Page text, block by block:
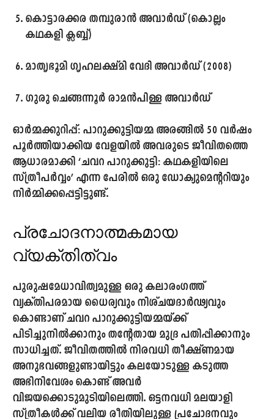
കൊട്ടാരക്കര തമ്പുരാൻ അവാർഡ് (കൊല്ലം
കഥകളി ക്ലബ്ബ്)
മാതൃഭൂമി ഗൃഹലക്ഷ്മി വേദി അവാർഡ് (2008)
ഗുരു ചെങ്ങന്നൂർ രാമൻപിള്ള അവാർഡ്
ഓർമ്മക്കുറിപ്പ്: പാറുക്കുട്ടിയമ്മ അരങ്ങിൽ 50 വർഷം
പൂർത്തിയാക്കിയ വേളയിൽ അവരുടെ ജീവിതത്തെ
ആധാരമാക്കി ‘ചവറ പാറുക്കുട്ടി: കഥകളിയിലെ
സ്ത്രീപർവ്വം’ എന്ന പേരിൽ ഒരു ഡോക്യുമെന്ററിയും
നിർമ്മിക്കപ്പെട്ടിട്ടുണ്ട്.
പ്രചോദനാത്മകമായ
വ്യക്തിത്വം
പുരുഷമേധാവിത്വമുള്ള ഒരു കലാരംഗത്ത്
വ്യക്തിപരമായ ധൈര്യവും നിശ്ചയദാർഢ്യവും
കൊണ്ടാണ് ചവറ പാറുക്കുട്ടിയമ്മയ്ക്ക്
പിടിച്ചുനിൽക്കാനും തന്റേതായ മുദ്ര പതിപ്പിക്കാനും
സാധിച്ചത്. ജീവിതത്തിൽ നിരവധി തീക്ഷ്ണമായ
അനുഭവങ്ങളുണ്ടായിട്ടും കലയോടുള്ള കടുത്ത
അഭിനിവേശം കൊണ്ട് അവർ
വിജയക്കൊടുമുടിയിലെത്തി. ഒട്ടനവധി മലയാളി
സ്ത്രീകൾക്ക് വലിയ രീതിയിലുള്ള പ്രചോദനവും